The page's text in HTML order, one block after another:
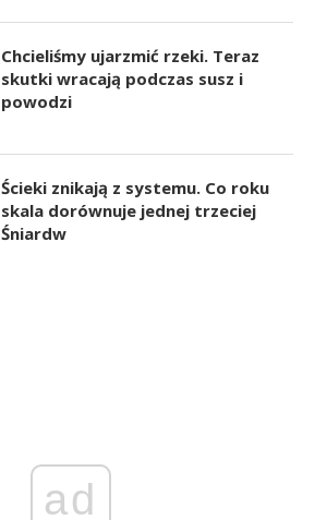
Chcieliśmy ujarzmić rzeki. Teraz
skutki wracają podczas susz i
powodzi
Ścieki znikają z systemu. Co roku
skala dorównuje jednej trzeciej
Śniardw
ad